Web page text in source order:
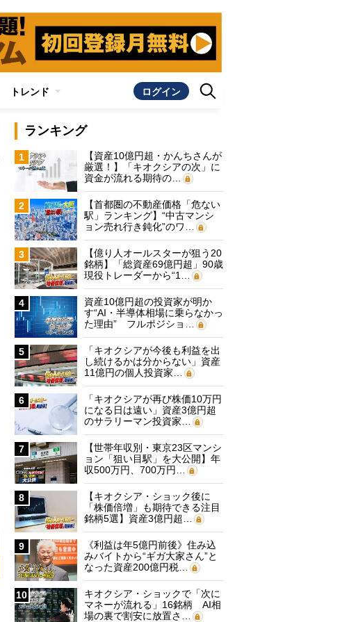
トレンド ログイン
ランキング
1
【資産10億円超・かんちさんが
厳選！】「キオクシアの次」に
資金が流れる期待の…
2
【首都圏の不動産価格「危ない
駅」ランキング】“中古マンシ
ョン売れ行き鈍化”のワ…
3
【億り人オールスターが狙う20
銘柄】「総資産69億円超」90歳
現役トレーダーから“1…
4
資産10億円超の投資家が明か
す“AI・半導体相場に乗らなかっ
た理由” フルポジショ…
5
「キオクシアが今後も利益を出
し続けるかは分からない」資産
11億円の個人投資家…
6
「キオクシアが再び株価10万円
になる日は遠い」資産3億円超
のサラリーマン投資家…
7
【世帯年収別・東京23区マンシ
ョン「狙い目駅」を大公開】年
収500万円、700万円…
8
【キオクシア・ショック後に
「株価倍増」も期待できる注目
銘柄5選】資産3億円超…
9
《利益は年5億円前後》住み込
みバイトから“ギガ大家さん”と
なった資産200億円税…
10
キオクシア・ショックで「次に
マネーが流れる」16銘柄 AI相
場の裏で割安に放置さ…